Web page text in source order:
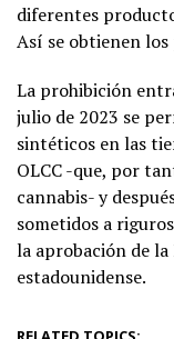
diferentes
Así se obtienen
La prohibición
julio de 2023 se
sintéticos en las
OLCC -que, por
cannabis- y
sometidos a
la aprobación de
estadounidense.